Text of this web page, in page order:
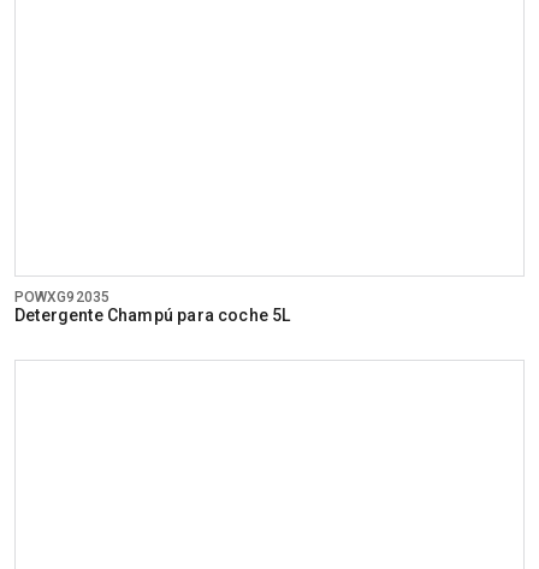
POWXG92035
Detergente Champú para coche 5L